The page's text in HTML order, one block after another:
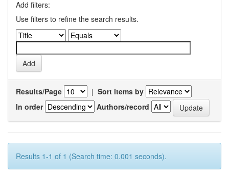
Add filters:
Use filters to refine the search results.
Results/Page | Sort items by
In order
Authors/record
Results 1-1 of 1 (Search time: 0.001 seconds).